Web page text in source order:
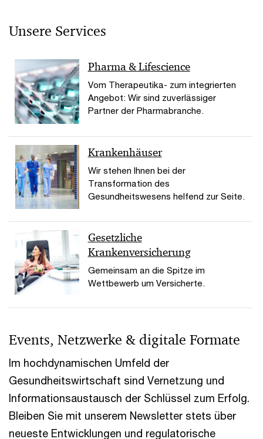
Unsere Services
Pharma & Lifescience
Vom Therapeutika- zum integrierten
Angebot: Wir sind zuverlässiger
Partner der Pharmabranche.
Krankenhäuser
Wir stehen Ihnen bei der
Transformation des
Gesundheitswesens helfend zur Seite.
Gesetzliche
Krankenversicherung
Gemeinsam an die Spitze im
Wettbewerb um Versicherte.
Events, Netzwerke & digitale Formate
Im hochdynamischen Umfeld der
Gesundheitswirtschaft sind Vernetzung und
Informationsaustausch der Schlüssel zum Erfolg.
Bleiben Sie mit unserem Newsletter stets über
neueste Entwicklungen und regulatorische